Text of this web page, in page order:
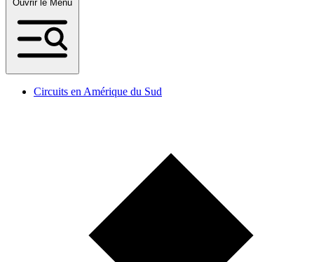
Circuits en Amérique du Sud